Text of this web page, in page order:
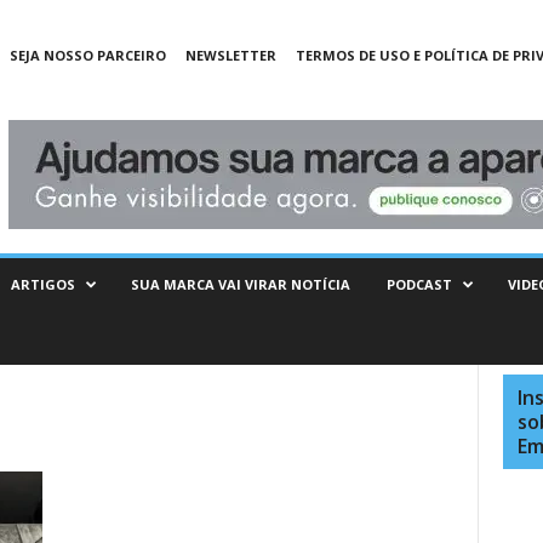
SEJA NOSSO PARCEIRO NEWSLETTER TERMOS DE USO E POLÍTICA DE
ARTIGOS SUA MARCA VAI VIRAR NOTÍCIA PODCAST